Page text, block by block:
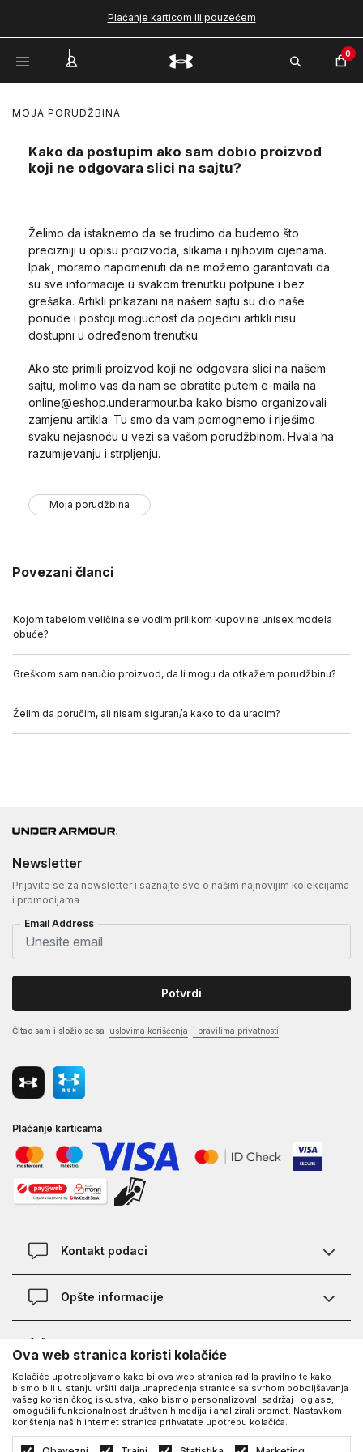
Plaćanje karticom ili pouzećem
0
MOJA PORUDŽBINA
Kako da postupim ako sam dobio proizvod
koji ne odgovara slici na sajtu?
Želimo da istaknemo da se trudimo da budemo što
precizniji u opisu proizvoda, slikama i njihovim cijenama.
Ipak, moramo napomenuti da ne možemo garantovati da
su sve informacije u svakom trenutku potpune i bez
grešaka. Artikli prikazani na našem sajtu su dio naše
ponude i postoji mogućnost da pojedini artikli nisu
dostupni u određenom trenutku.
Ako ste primili proizvod koji ne odgovara slici na našem
sajtu, molimo vas da nam se obratite putem e-maila na
online@eshop.underarmour.ba kako bismo organizovali
zamjenu artikla. Tu smo da vam pomognemo i riješimo
svaku nejasnoću u vezi sa vašom porudžbinom. Hvala na
razumijevanju i strpljenju.
Moja porudžbina
Povezani članci
Kojom tabelom veličina se vodim prilikom kupovine unisex modela
obuće?
Greškom sam naručio proizvod, da li mogu da otkažem porudžbinu?
Želim da poručim, ali nisam siguran/a kako to da uradim?
Newsletter
Prijavite se za newsletter i saznajte sve o našim najnovijim kolekcijama
i promocijama
Email Address
Potvrdi
Čitao sam i složio se sa uslovima korišćenja i pravilima privatnosti
Plaćanje karticama
Kontakt podaci
Kontakt
Opšte informacije
Provjera statusa porudžbine
Najčešća pitanja
Kako kupiti
O Under Armour-u
O nama - priča o UA
Saznajte više o UA
Karijera
UA Social
Facebook
©2026https://www.underarmour.ba/, IzradaNB SOFT. Sva prava zadržana.
Ova web stranica koristi kolačiće
Kolačiće upotrebljavamo kako bi ova web stranica radila pravilno te kako
bismo bili u stanju vršiti dalja unapređenja stranice sa svrhom poboljšavanja
vašeg korisničkog iskustva, kako bismo personalizovali sadržaj i oglase,
omogućili funkcionalnost društvenih medija i analizirali promet. Nastavkom
korištenja naših internet stranica prihvatate upotrebu kolačića.